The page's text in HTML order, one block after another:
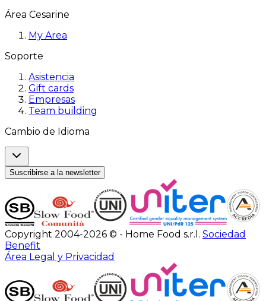
Área Cesarine
My Area
Soporte
Asistencia
Gift cards
Empresas
Team building
Cambio de Idioma
Suscribirse a la newsletter
Copyright 2004-2026 © - Home Food s.r.l. Sociedad
Benefit
Área Legal y Privacidad